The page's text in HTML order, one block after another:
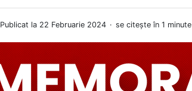
Publicat la 22 Februarie 2024 se citește în 1 minute